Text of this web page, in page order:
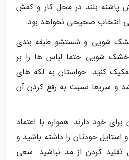
پاشنه بلند در محل کار و کفش
انتخاب صحیحی نخواهد بود.
خشک شویی و شستشو طبقه بندی
خشک شویی حتما لباس ها را بر
کنید. حواستان به لکه های
و سریعا نسبت به رفع کردن آن
خود دارند: همواره با اعتماد
خودتان را داشته باشید و
تقلید کردن از مد نباشید. سعی